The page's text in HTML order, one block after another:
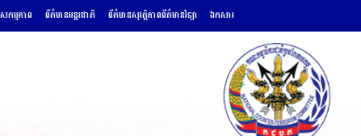
សកម្មភាព ព័ត៌មានអន្តរជាតិ ព័ត៌មានសុវត្ថិភាពព័ត៌មានវិទ្យា ឯកសារ